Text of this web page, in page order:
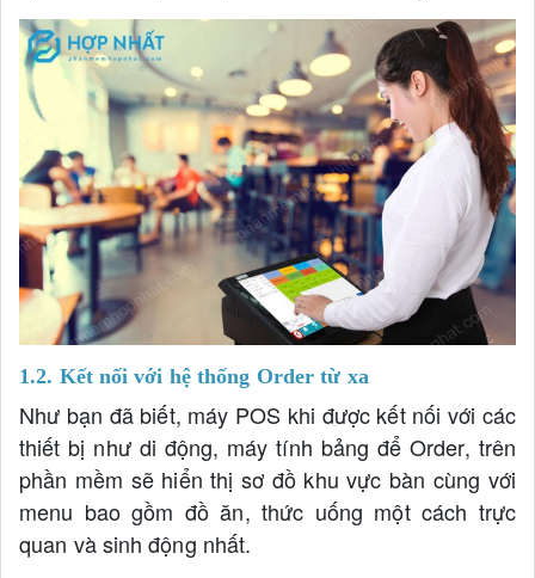
1.2. Kết nối với hệ thống Order từ xa
Như bạn đã biết, máy POS khi được kết nối với các
thiết bị như di động, máy tính bảng để Order, trên
phần mềm sẽ hiển thị sơ đồ khu vực bàn cùng với
menu bao gồm đồ ăn, thức uống một cách trực
quan và sinh động nhất.